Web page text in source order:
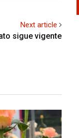
Next article
sigue vigente